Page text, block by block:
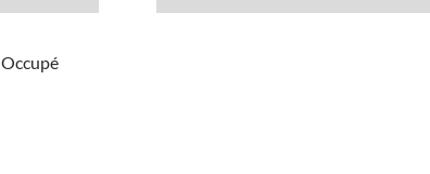
Occupé